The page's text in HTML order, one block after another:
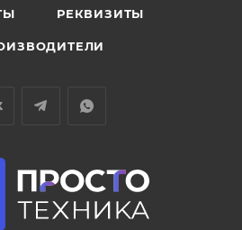
РЕКВИЗИТЫ